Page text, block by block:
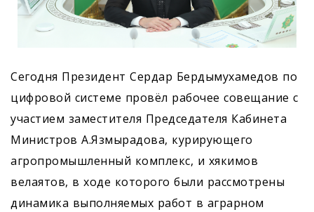
Сегодня Президент Сердар Бердымухамедов по
цифровой сис­теме провёл рабочее совещание с
участием заместителя Председателя Кабинета
Министров А.Язмырадова, курирующего
агропромышленный комплекс, и хякимов
велаятов, в ходе которого были рассмотрены
динамика выполняемых работ в аграрном